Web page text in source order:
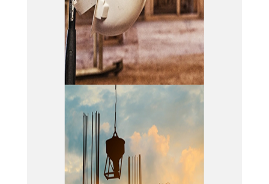
1. 智能识别功能：利用先进的图像识别技术，自动对拍摄的
照片进行分类和整理，减少人工操作，提高工作效率。
2. 水印添加：内置多种水印模板，包括天气、时间、经纬
度、方位角等信息，满足用户施工需求，同时增加照片的可追溯
3. 文档管理：支持上传、下载、编辑和分享施工文档，实现
文档的集中管理和快速查找。
4. 实时分享：与团队成员实时分享现场照片和文档，促进团
队协作和沟通。